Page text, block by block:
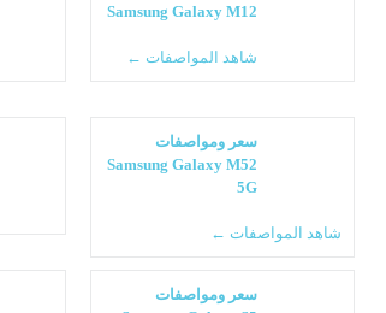
Samsung Galaxy M12
شاهد المواصفات ←
سعر ومواصفات
Samsung Galaxy M52
5G
شاهد المواصفات ←
سعر ومواصفات